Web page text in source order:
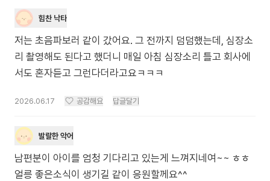
힘찬 낙타
저는 초음파보러 같이 갔어요. 그 전까지 덤덤했는데, 심장소
리 촬영해도 된다고 했더니 매일 아침 심장소리 틀고 회사에
서도 혼자듣고 그런다더라고요ㅋㅋㅋ
2026.06.17 공감해요 답글달기
발랄한 악어
남편분이 아이를 엄청 기다리고 있는게 느껴지네여~~ ㅎㅎ
얼릉 좋은소식이 생기길 같이 응원할께요^^